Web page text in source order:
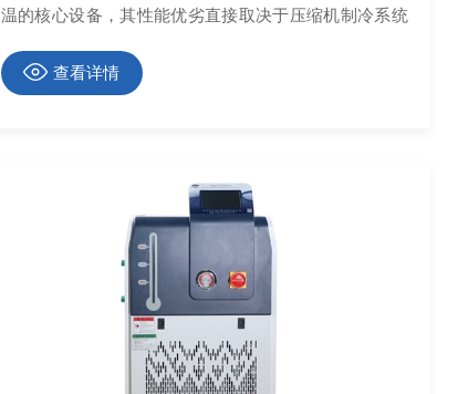
温的核心设备，其性能优劣直接取决于压缩机制冷系统
查看详情